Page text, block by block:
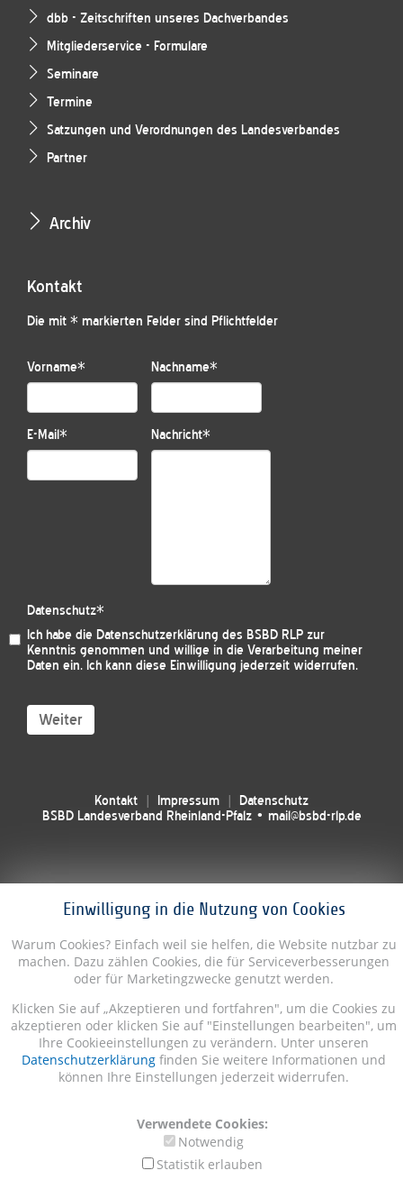
Einwilligung in die Nutzung von Cookies
Warum Cookies? Einfach weil sie helfen, die Website nutzbar zu
machen. Dazu zählen Cookies, die für Serviceverbesserungen
oder für Marketingzwecke genutzt werden.
Klicken Sie auf „Akzeptieren und fortfahren", um die Cookies zu
akzeptieren oder klicken Sie auf "Einstellungen bearbeiten", um
Ihre Cookieeinstellungen zu verändern. Unter unseren
Datenschutzerklärung finden Sie weitere Informationen und
können Ihre Einstellungen jederzeit widerrufen.
Verwendete Cookies:
Notwendig
Statistik erlauben
dbb - Zeitschriften unseres Dachverbandes
Mitgliederservice - Formulare
Seminare
Termine
Satzungen und Verordnungen des Landesverbandes
Partner
Archiv
Kontakt
Die mit * markierten Felder sind Pflichtfelder
Vorname* Nachname*
E-Mail* Nachricht*
Datenschutz*
Ich habe die Datenschutzerklärung des BSBD RLP zur
Kenntnis genommen und willige in die Verarbeitung meiner
Daten ein. Ich kann diese Einwilligung jederzeit widerrufen.
Weiter
Kontakt Impressum
Datenschutz
BSBD Landesverband Rheinland-Pfalz • mail@bsbd-rlp.de